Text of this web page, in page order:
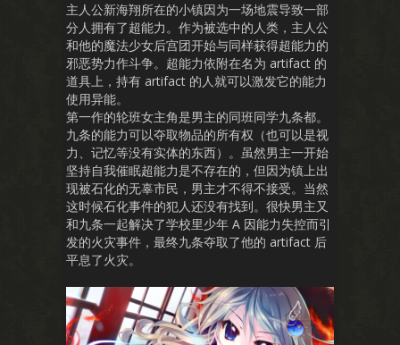
主人公新海翔所在的小镇因为一场地震导致一部
分人拥有了超能力。作为被选中的人类，主人公
和他的魔法少女后宫团开始与同样获得超能力的
邪恶势力作斗争。超能力依附在名为 artifact 的
道具上，持有 artifact 的人就可以激发它的能力
使用异能。
第一作的轮班女主角是男主的同班同学九条都。
九条的能力可以夺取物品的所有权（也可以是视
力、记忆等没有实体的东西）。虽然男主一开始
坚持自我催眠超能力是不存在的，但因为镇上出
现被石化的无辜市民，男主才不得不接受。当然
这时候石化事件的犯人还没有找到。很快男主又
和九条一起解决了学校里少年 A 因能力失控而引
发的火灾事件，最终九条夺取了他的 artifact 后
平息了火灾。